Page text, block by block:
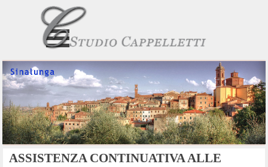
Vai ai contenuti
Salta menù
ASSISTENZA CONTINUATIVAALLE